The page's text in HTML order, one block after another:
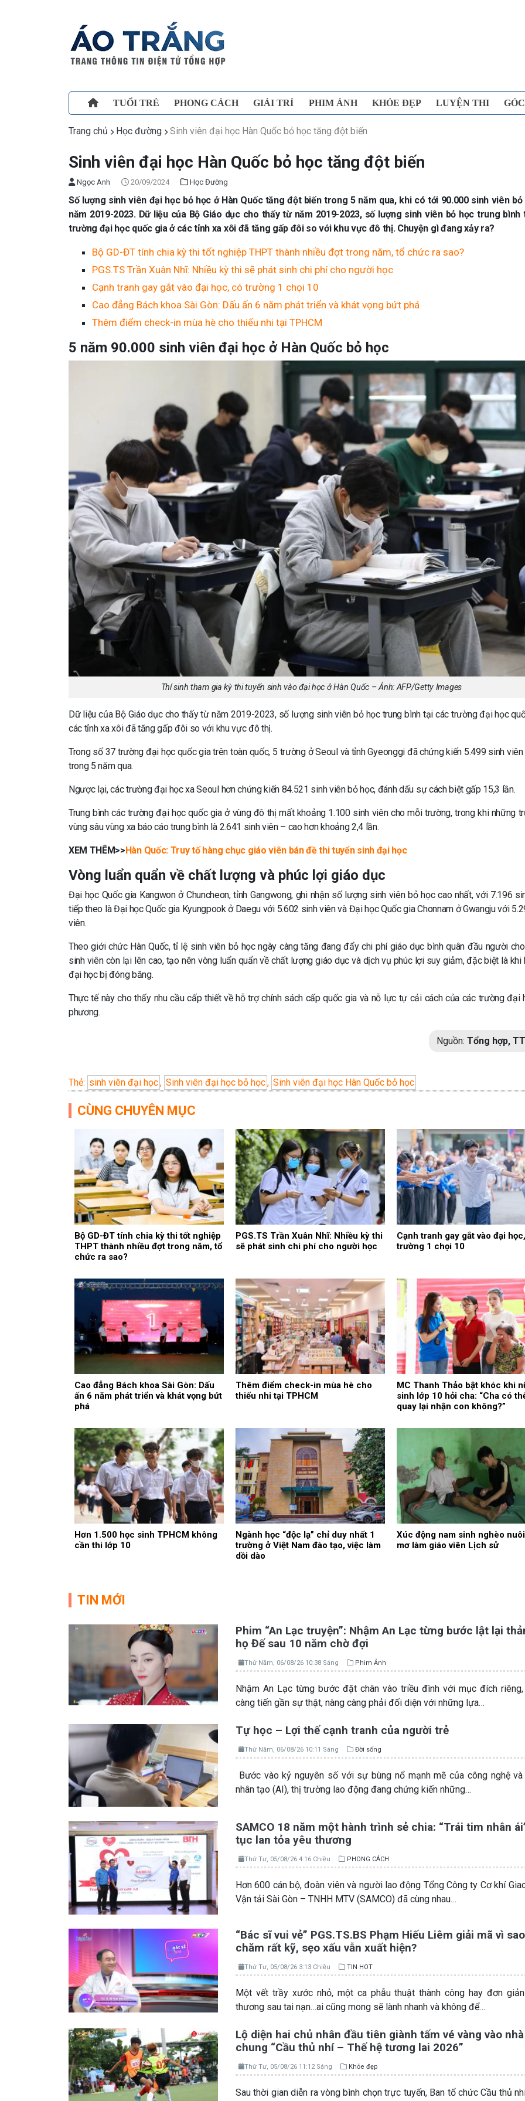
TUỔI TRẺ PHONG CÁCH GIẢI TRÍ PHIM ẢNH KHỎE ĐẸP LUYỆN THI
Trang chủ Học đường Sinh viên đại học Hàn Quốc bỏ học tăng đột biến
Sinh viên đại học Hàn Quốc bỏ học tăng đột biến
Ngọc Anh 20/09/2024 Học Đường
Số lượng sinh viên đại học bỏ học ở Hàn Quốc tăng đột biến trong 5 năm qua, khi có tới 90.000 sinh viên
năm 2019-2023. Dữ liệu của Bộ Giáo dục cho thấy từ năm 2019-2023, số lượng sinh viên bỏ học trung bình
trường đại học quốc gia ở các tỉnh xa xôi đã tăng gấp đôi so với khu vực đô thị. Chuyện gì đang xảy ra?
Bộ GD-ĐT tính chia kỳ thi tốt nghiệp THPT thành nhiều đợt trong năm, tổ chức ra sao?
PGS.TS Trần Xuân Nhĩ: Nhiều kỳ thi sẽ phát sinh chi phí cho người học
Cạnh tranh gay gắt vào đại học, có trường 1 chọi 10
Cao đẳng Bách khoa Sài Gòn: Dấu ấn 6 năm phát triển và khát vọng bứt phá
Thêm điểm check-in mùa hè cho thiếu nhi tại TPHCM
5 năm 90.000 sinh viên đại học ở Hàn Quốc bỏ học
Thí sinh tham gia kỳ thi tuyển sinh vào đại học ở Hàn Quốc – Ảnh: AFP/Getty Images
Dữ liệu của Bộ Giáo dục cho thấy từ năm 2019-2023, số lượng sinh viên bỏ học trung bình tại các trường đại học
các tỉnh xa xôi đã tăng gấp đôi so với khu vực đô thị.
Trong số 37 trường đại học quốc gia trên toàn quốc, 5 trường ở Seoul và tỉnh Gyeonggi đã chứng kiến 5.499 sinh
trong 5 năm qua.
Ngược lại, các trường đại học xa Seoul hơn chứng kiến 84.521 sinh viên bỏ học, đánh dấu sự cách biệt gấp 15,3 lần.
Trung bình các trường đại học quốc gia ở vùng đô thị mất khoảng 1.100 sinh viên cho mỗi trường, trong khi những
vùng sâu vùng xa báo cáo trung bình là 2.641 sinh viên – cao hơn khoảng 2,4 lần.
XEM THÊM>> Hàn Quốc: Truy tố hàng chục giáo viên bán đề thi tuyển sinh đại học
Vòng luẩn quẩn về chất lượng và phúc lợi giáo dục
Đại học Quốc gia Kangwon ở Chuncheon, tỉnh Gangwong, ghi nhận số lượng sinh viên bỏ học cao nhất, với 7.196
tiếp theo là Đại học Quốc gia Kyungpook ở Daegu với 5.602 sinh viên và Đại học Quốc gia Chonnam ở Gwangju với
viên.
Theo giới chức Hàn Quốc, tỉ lệ sinh viên bỏ học ngày càng tăng đang đẩy chi phí giáo dục bình quân đầu người
sinh viên còn lại lên cao, tạo nên vòng luẩn quẩn về chất lượng giáo dục và dịch vụ phúc lợi suy giảm, đặc biệt là khi
đại học bị đóng băng.
Thực tế này cho thấy nhu cầu cấp thiết về hỗ trợ chính sách cấp quốc gia và nỗ lực tự cải cách của các trường đại
phương.
Nguồn: Tổng hợp,
Thẻ: sinh viên đại học, Sinh viên đại học bỏ học, Sinh viên đại học Hàn Quốc bỏ học
CÙNG CHUYÊN MỤC
Bộ GD-ĐT tính chia kỳ thi tốt nghiệp
THPT thành nhiều đợt trong năm, tổ
chức ra sao?
PGS.TS Trần Xuân Nhĩ: Nhiều kỳ thi
sẽ phát sinh chi phí cho người học
Cạnh tranh gay gắt vào đại
trường 1 chọi 10
Cao đẳng Bách khoa Sài Gòn: Dấu
ấn 6 năm phát triển và khát vọng bứt
phá
Thêm điểm check-in mùa hè cho
thiếu nhi tại TPHCM
MC Thanh Thảo bật khóc khi
sinh lớp 10 hỏi cha: “Cha có
quay lại nhận con không?”
Hơn 1.500 học sinh TPHCM không
cần thi lớp 10
Ngành học “độc lạ” chỉ duy nhất 1
trường ở Việt Nam đào tạo, việc làm
dồi dào
Xúc động nam sinh nghèo
mơ làm giáo viên Lịch sử
TIN MỚI
Phim “An Lạc truyện”: Nhậm An Lạc từng bước lật lại
họ Đế sau 10 năm chờ đợi
Thứ Năm, 06/08/26 10:38 Sáng Phim Ảnh
Nhậm An Lạc từng bước đặt chân vào triều đình với mục đích riêng,
càng tiến gần sự thật, nàng càng phải đối diện với những lựa…
Tự học – Lợi thế cạnh tranh của người trẻ
Thứ Năm, 06/08/26 10:11 Sáng Đời sống
Bước vào kỷ nguyên số với sự bùng nổ mạnh mẽ của công nghệ và
nhân tạo (AI), thị trường lao động đang chứng kiến những…
SAMCO 18 năm một hành trình sẻ chia: “Trái tim nhân
tục lan tỏa yêu thương
Thứ Tư, 05/08/26 4:16 Chiều PHONG CÁCH
Hơn 600 cán bộ, đoàn viên và người lao động Tổng Công ty Cơ khí
Vận tải Sài Gòn – TNHH MTV (SAMCO) đã cùng nhau…
“Bác sĩ vui vẻ” PGS.TS.BS Phạm Hiếu Liêm giải mã vì sao
chăm rất kỹ, sẹo xấu vẫn xuất hiện?
Thứ Tư, 05/08/26 3:13 Chiều TIN HOT
Một vết trầy xước nhỏ, một ca phẫu thuật thành công hay đơn
thương sau tai nạn…ai cũng mong sẽ lành nhanh và không để…
Lộ diện hai chủ nhân đầu tiên giành tấm vé vàng vào nhà
chung “Cầu thủ nhí – Thế hệ tương lai 2026”
Thứ Tư, 05/08/26 11:12 Sáng Khỏe đẹp
Sau thời gian diễn ra vòng bình chọn trực tuyến, Ban tổ chức Cầu thủ